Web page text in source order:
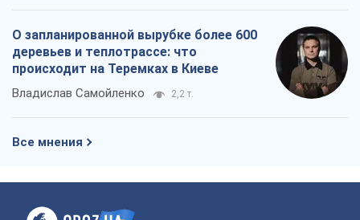
О запланированной вырубке более 600
деревьев и теплотрассе: что
происходит на Теремках в Киеве
Владислав Самойленко 2,2 т.
Все мнения